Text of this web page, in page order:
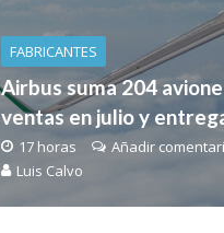
FABRICANTES
Airbus suma 204
ventas en julio y
17 horas
Añadir
Luis Calvo